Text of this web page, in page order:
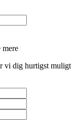
mere
vi dig hurtigst muligt